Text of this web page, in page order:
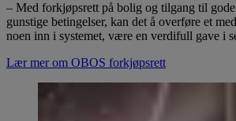
– Med forkjøpsrett på bolig og tilgang til gode
gunstige betingelser, kan det å overføre et
noen inn i systemet, være en verdifull gave i
Lær mer om OBOS forkjøpsrett